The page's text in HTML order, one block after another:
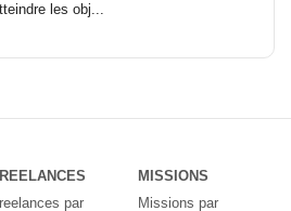
les obj...
par
MISSIONS
Missions par